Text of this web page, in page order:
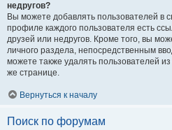
недругов?
Вы можете добавлять пользователей в
профиле каждого пользователя есть
друзей или недругов. Кроме того, вы
личного раздела, непосредственным
можете также удалять пользователей
же странице.
Вернуться к началу
Поиск по форумам